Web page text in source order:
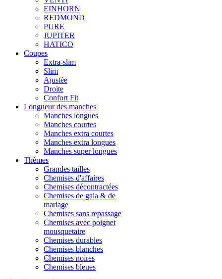
EINHORN
REDMOND
PURE
JUPITER
HATICO
Coupes
Extra-slim
Slim
Ajustée
Droite
Confort Fit
Longueur des manches
Manches longues
Manches courtes
Manches extra courtes
Manches extra longues
Manches super longues
Thèmes
Grandes tailles
Chemises d'affaires
Chemises décontractées
Chemises de gala & de
mariage
Chemises sans repassage
Chemises avec poignet
mousquetaire
Chemises durables
Chemises blanches
Chemises noires
Chemises bleues